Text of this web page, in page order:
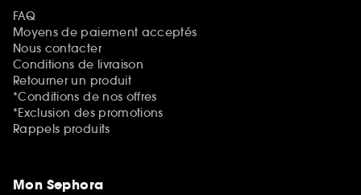
FAQ
Moyens de paiement acceptés
Nous contacter
Conditions de livraison
Retourner un produit
*Conditions de nos offres
*Exclusion des promotions
Rappels produits
Mon Sephora